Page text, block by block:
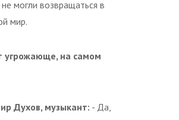
могли возвращаться в
мир.
угрожающе, на самом
Духов, музыкант: - Да,